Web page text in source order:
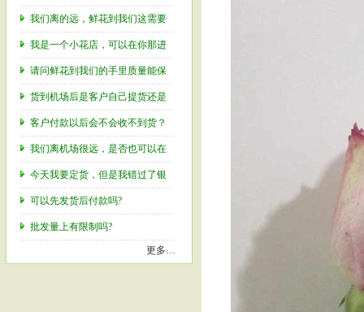
我们离的远，鲜花到我们这需要
我是一个小花店，可以在你那进
请问鲜花到我们的手里质量能保
货到机场后是客户自己提货还是
客户付款以后会不会收不到货？
我们离机场很远，是否也可以在
今天我要定货，但是我错过了银
可以先发货后付款吗?
批发量上有限制吗?
更多…